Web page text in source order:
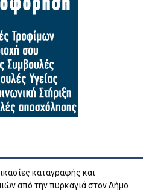
καταγραφής και
από την πυρκαγιά στον Δήμο